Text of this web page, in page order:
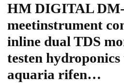
HM DIGITAL
meetinstrument
inline dual TDS
testen
aquaria rifen…